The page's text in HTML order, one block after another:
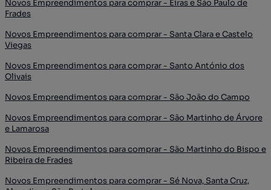
Novos Empreendimentos para comprar - Eiras e São Paulo de
Frades
Novos Empreendimentos para comprar - Santa Clara e Castelo
Viegas
Novos Empreendimentos para comprar - Santo António dos
Olivais
Novos Empreendimentos para comprar - São João do Campo
Novos Empreendimentos para comprar - São Martinho de Árvore
e Lamarosa
Novos Empreendimentos para comprar - São Martinho do Bispo e
Ribeira de Frades
Novos Empreendimentos para comprar - Sé Nova, Santa Cruz,